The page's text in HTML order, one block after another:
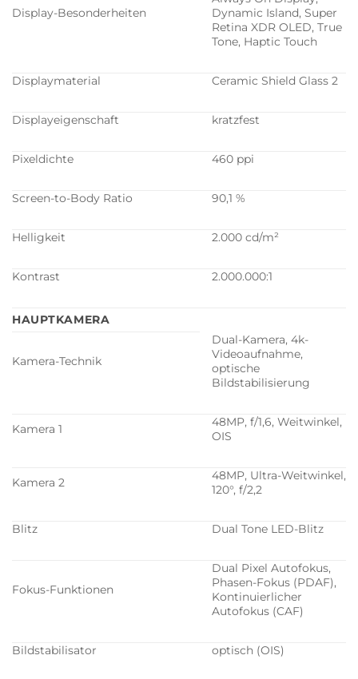
Display-Besonderheiten
Dynamic Island, Super
Retina XDR OLED, True
Tone, Haptic Touch
Displaymaterial Ceramic Shield Glass 2
Displayeigenschaft kratzfest
Pixeldichte 460 ppi
Screen-to-Body Ratio 90,1 %
Helligkeit 2.000 cd/m²
Kontrast 2.000.000:1
HAUPTKAMERA
Kamera-Technik
Dual-Kamera, 4k-
Videoaufnahme,
optische
Bildstabilisierung
Kamera 1
48MP, f/1,6, Weitwinkel,
OIS
Kamera 2
48MP, Ultra-Weitwinkel,
120°, f/2,2
Blitz Dual Tone LED-Blitz
Fokus-Funktionen
Dual Pixel Autofokus,
Phasen-Fokus (PDAF),
Kontinuierlicher
Autofokus (CAF)
Bildstabilisator optisch (OIS)